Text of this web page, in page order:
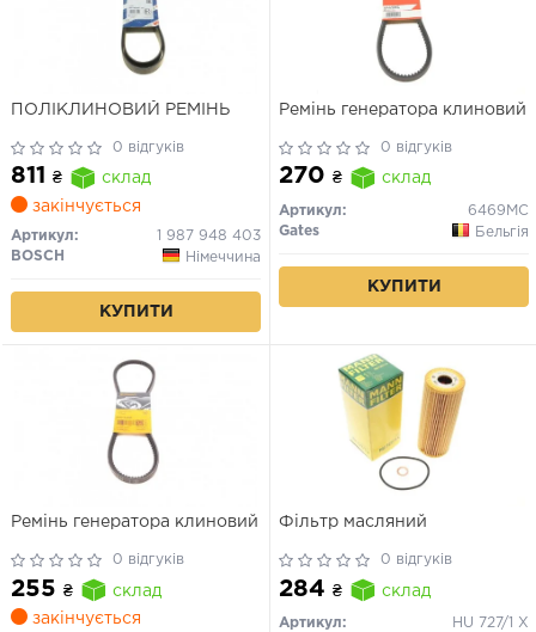
ПОЛІКЛИНОВИЙ РЕМІНЬ
0 відгуків
811 ₴
склад
закінчується
Артикул:
1 987 948 403
BOSCH
Німеччина
КУПИТИ
Ремінь генератора клиновий
0 відгуків
270 ₴ склад
Артикул:
6469MC
Gates
Бельгія
КУПИТИ
Ремінь генератора клиновий
0 відгуків
255 ₴
склад
закінчується
Фільтр масляний
0 відгуків
284 ₴ склад
Артикул:
HU 727/1 X